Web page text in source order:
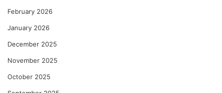
February 2026
January 2026
December 2025
November 2025
October 2025